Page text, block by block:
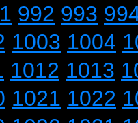
992 993
1003 1004
1012 1013
1021 1022